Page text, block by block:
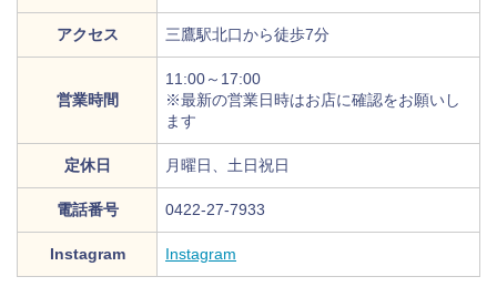
アクセス 三鷹駅北口から徒歩7分
営業時間
11:00～17:00
※最新の営業日時はお店に確認をお願いし
ます
定休日 月曜日、土日祝日
電話番号 0422-27-7933
Instagram Instagram